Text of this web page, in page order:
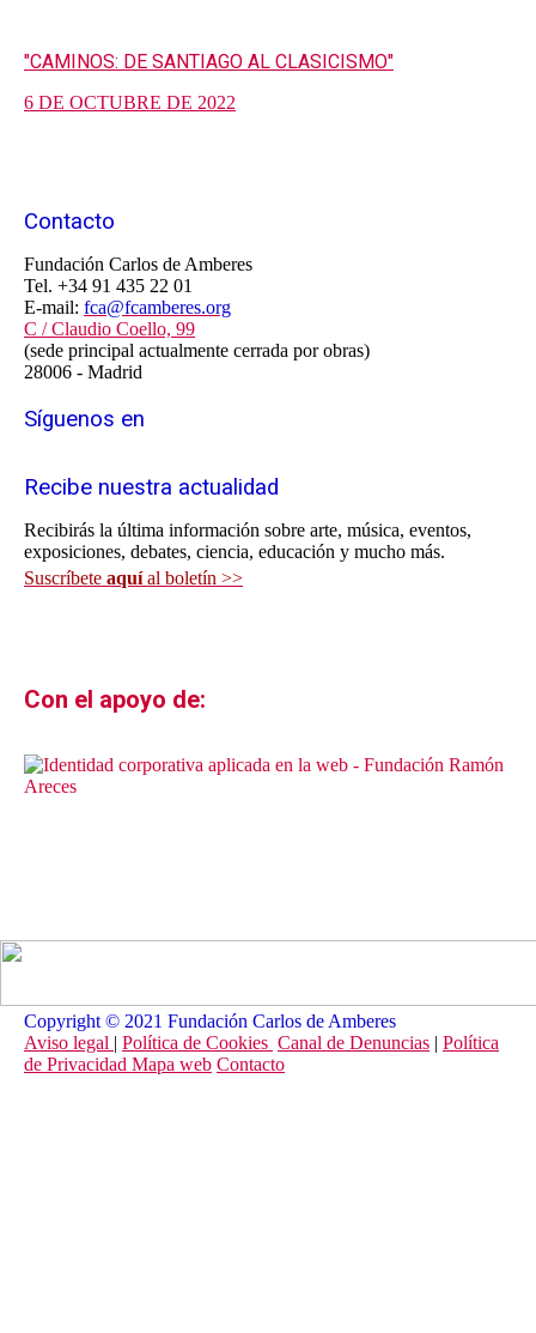
"CAMINOS: DE SANTIAGO AL CLASICISMO"
6 DE OCTUBRE DE 2022
Contacto
Fundación Carlos de Amberes
Tel. +34 91 435 22 01
E-mail: fca@fcamberes.org
C / Claudio Coello, 99
(sede principal actualmente cerrada por obras)
28006 - Madrid
Síguenos en
Recibe nuestra actualidad
Recibirás la última información sobre arte, música, eventos,
exposiciones, debates, ciencia, educación y mucho más.
Suscríbete aquíal boletín >>
Con el apoyo de:
Copyright © 2021 Fundación Carlos de Amberes
Aviso legal | Política de Cookies Canal de Denuncias | Política
de Privacidad Mapa web Contacto